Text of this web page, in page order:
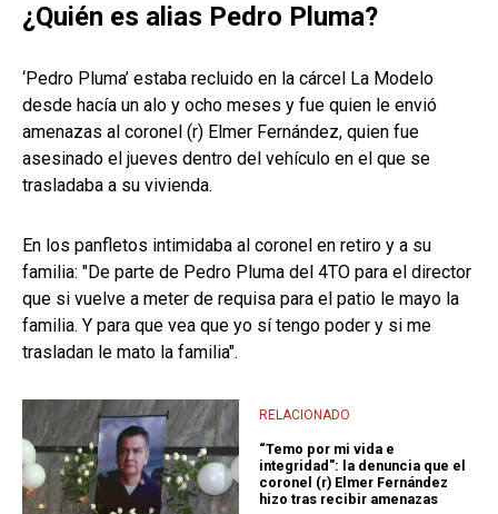
¿Quién es alias Pedro Pluma?
‘Pedro Pluma’ estaba recluido en la cárcel La Modelo
desde hacía un alo y ocho meses y fue quien le envió
amenazas al coronel (r) Elmer Fernández, quien fue
asesinado el jueves dentro del vehículo en el que se
trasladaba a su vivienda.
En los panfletos intimidaba al coronel en retiro y a su
familia: "De parte de Pedro Pluma del 4TO para el director
que si vuelve a meter de requisa para el patio le mayo la
familia. Y para que vea que yo sí tengo poder y si me
trasladan le mato la familia".
RELACIONADO
“Temo por mi vida e
integridad": la denuncia que el
coronel (r) Elmer Fernández
hizo tras recibir amenazas